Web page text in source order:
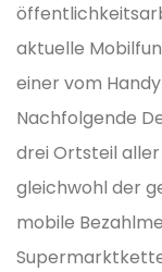
aktuelle
einer vom
Nachfolgende
drei Ortsteil aller
gleichwohl der
mobile